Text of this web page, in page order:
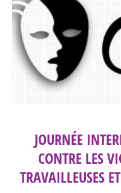
JOURNÉE
CONTRE LES
TRAVAILLEUSES